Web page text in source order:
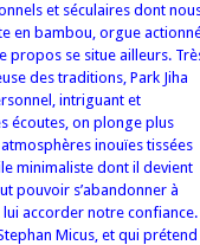
et séculaires dont
en bambou, orgue
propos se situe ailleurs.
des traditions, Park Jiha
intriguant et
écoutes, on plonge plus
inouïes tissées
minimaliste dont il devient
pouvoir s’abandonner à
lui accorder notre confiance.
Micus, et qui prétend